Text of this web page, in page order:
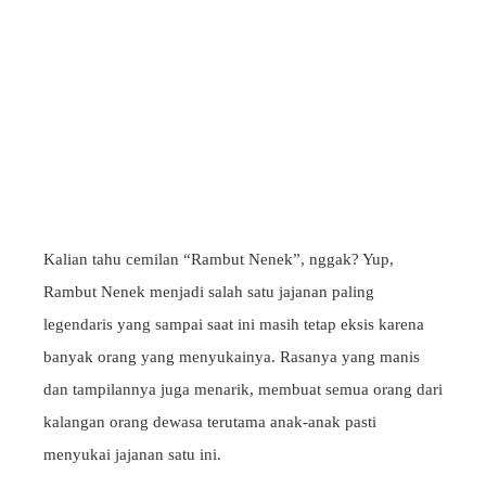
Kalian tahu cemilan “Rambut Nenek”, nggak? Yup,
Rambut Nenek menjadi salah satu jajanan paling
legendaris yang sampai saat ini masih tetap eksis karena
banyak orang yang menyukainya. Rasanya yang manis
dan tampilannya juga menarik, membuat semua orang dari
kalangan orang dewasa terutama anak-anak pasti
menyukai jajanan satu ini.